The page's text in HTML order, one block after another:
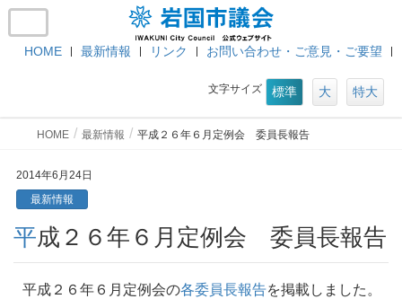
HOME 最新情報 リンク お問い合わせ・ご意見・ご要望
文字サイズ 標準 大 特大
HOME 最新情報 平成２６年６月定例会 委員長報告
2014年6月24日
最新情報
平成２６年６月定例会 委員長報告
平成２６年６月定例会の各委員長報告を掲載しました。